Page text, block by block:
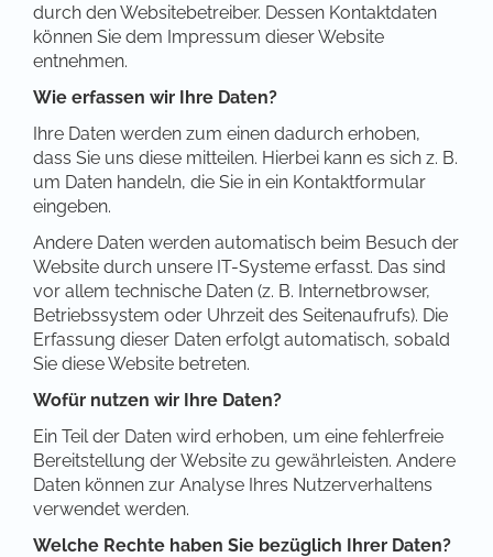
durch den Websitebetreiber. Dessen Kontaktdaten
können Sie dem Impressum dieser Website
entnehmen.
Wie erfassen wir Ihre Daten?
Ihre Daten werden zum einen dadurch erhoben,
dass Sie uns diese mitteilen. Hierbei kann es sich z. B.
um Daten handeln, die Sie in ein Kontaktformular
eingeben.
Andere Daten werden automatisch beim Besuch der
Website durch unsere IT-Systeme erfasst. Das sind
vor allem technische Daten (z. B. Internetbrowser,
Betriebssystem oder Uhrzeit des Seitenaufrufs). Die
Erfassung dieser Daten erfolgt automatisch, sobald
Sie diese Website betreten.
Wofür nutzen wir Ihre Daten?
Ein Teil der Daten wird erhoben, um eine fehlerfreie
Bereitstellung der Website zu gewährleisten. Andere
Daten können zur Analyse Ihres Nutzerverhaltens
verwendet werden.
Welche Rechte haben Sie bezüglich Ihrer Daten?